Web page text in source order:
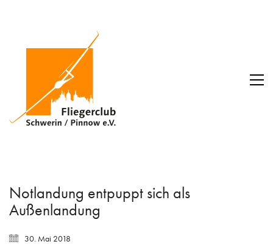
Notlandung entpuppt sich als
Außenlandung
30. Mai 2018